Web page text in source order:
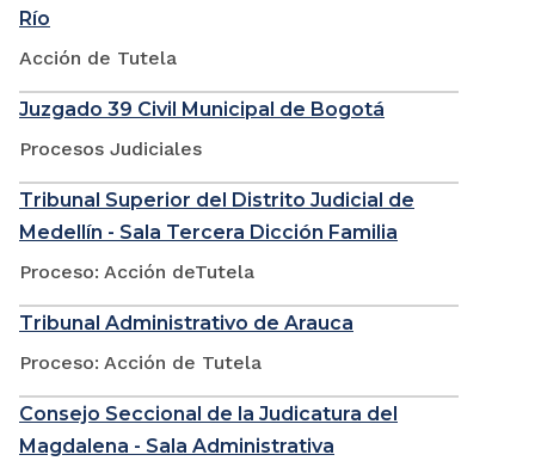
Río
Acción de Tutela
Juzgado 39 Civil Municipal de Bogotá
Procesos Judiciales
Tribunal Superior del Distrito Judicial de
Medellín - Sala Tercera Dicción Familia
Proceso: Acción deTutela
Tribunal Administrativo de Arauca
Proceso: Acción de Tutela
Consejo Seccional de la Judicatura del
Magdalena - Sala Administrativa